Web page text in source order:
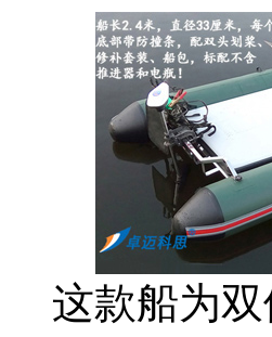
这款船为